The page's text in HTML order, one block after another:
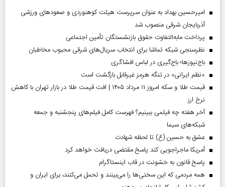
امیرحسین بهداد به عنوان سرپرست هیئت کوهنوردی و صعودهای ورزشی
آذربایجان شرقی منصوب شد
پرداخت مابه‌التفاوت حقوق بازنشستگان تأمین اجتماعی
نظرسنجی شبکه تماشا برای انتخاب سریال‌های شرقی محبوب مخاطبان
باج‌نیوزها؛ باج‌گیری در لباس افشاگری
«نظم ایرانی» در تنگه هرمز غیرقابل بازگشت است
قیمت طلا و سکه امروز ۱۱ مرداد ۱۴۰۵ | افت قیمت طلا در بازار تهران با کاهش
نرخ ارز
آخر هفته چه فیلمی ببینیم؟ فهرست کامل فیلم‌های پنجشنبه و جمعه
شبکه‌های سیما
عشق به حسین (ع) تا لحظه شهادت
آمریکا ماجراجویی کند پاسخ مقتضی دریافت خواهد کرد
پاسخ قانون به خشونت در قاب اینستاگرام
همه مردمی که این سختی‌ها را می‌بینند و تحمل می‌کنند، برای ایران و